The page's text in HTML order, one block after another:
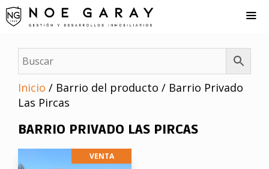
Saltar
al
Inicio / Barrio del producto / Barrio Privado
Las Pircas
BARRIO PRIVADO LAS PIRCAS
VENTA